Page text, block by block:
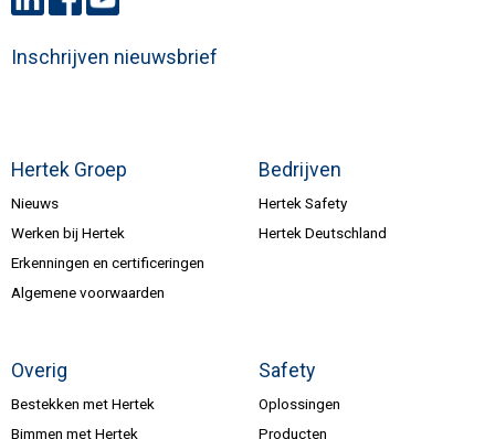
Hertek Groep
Nieuws
Werken bij Hertek
Erkenningen en certificeringen
Algemene voorwaarden
Bedrijven
Hertek Safety
Hertek Deutschland
Overig
Bestekken met Hertek
Bimmen met Hertek
Safety
Oplossingen
Producten
Inschrijven nieuwsbrief